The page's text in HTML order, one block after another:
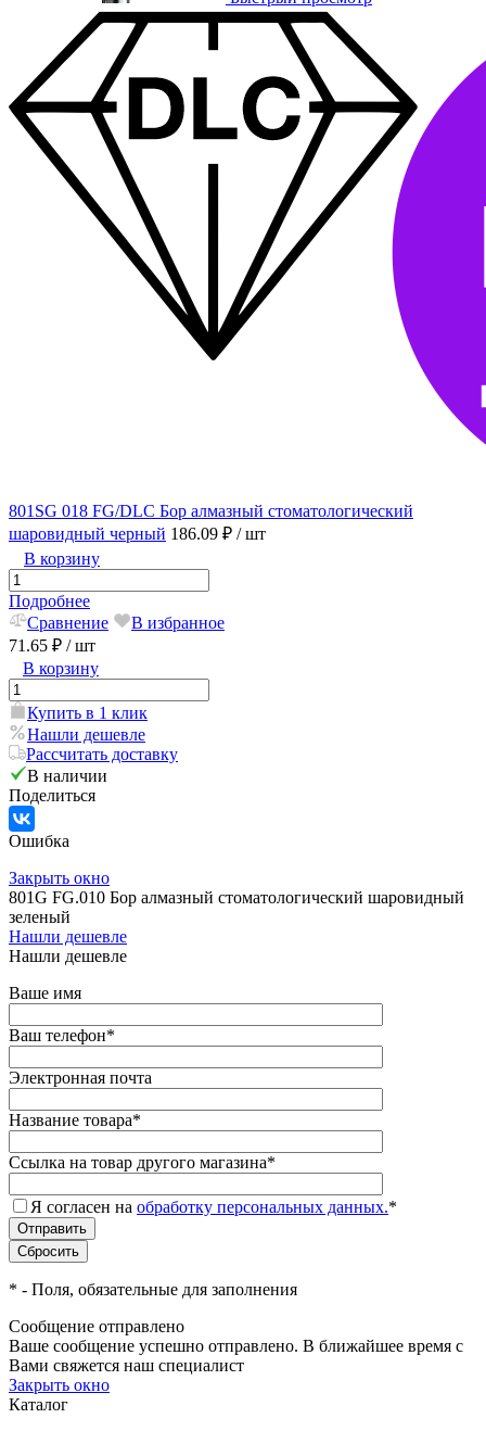
801SG 018 FG/DLC Бор алмазный стоматологический
шаровидный черный 186.09 ₽ / шт
В корзину
Подробнее
Сравнение
В избранное
71.65 ₽ / шт
В корзину
Купить в 1 клик
Нашли дешевле
Рассчитать доставку
В наличии
Поделиться
Ошибка
Закрыть окно
801G FG.010 Бор алмазный стоматологический шаровидный
зеленый
Нашли дешевле
Нашли дешевле
Ваше имя
Ваш телефон*
Электронная почта
Название товара*
Ссылка на товар другого магазина*
Я согласен на обработку персональных данных.*
* - Поля, обязательные для заполнения
Сообщение отправлено
Ваше сообщение успешно отправлено. В ближайшее время с
Вами свяжется наш специалист
Закрыть окно
Каталог